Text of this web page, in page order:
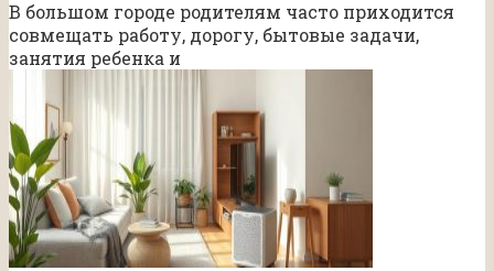
В большом городе родителям часто приходится
совмещать работу, дорогу, бытовые задачи,
занятия ребенка и